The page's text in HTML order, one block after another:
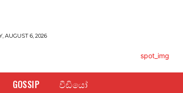
AUGUST 6, 2026
GOSSIP වීඩියෝ